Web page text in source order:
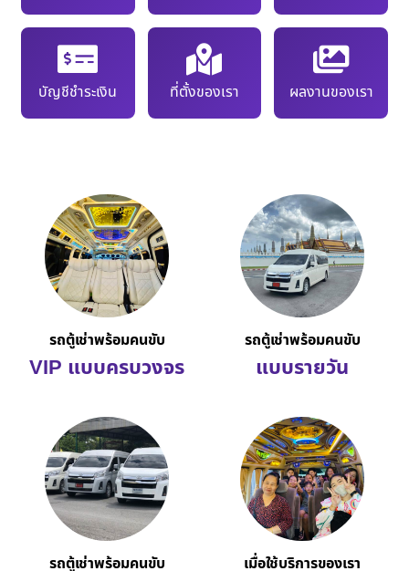
บัญชีชำระเงิน ที่ตั้งของเรา ผลงานของเรา
รถตู้เช่าพร้อมคนขับ
VIP แบบครบวงจร
รถตู้เช่าพร้อมคนขับ
แบบรายวัน
รถตู้เช่าพร้อมคนขับ เมื่อใช้บริการของเรา